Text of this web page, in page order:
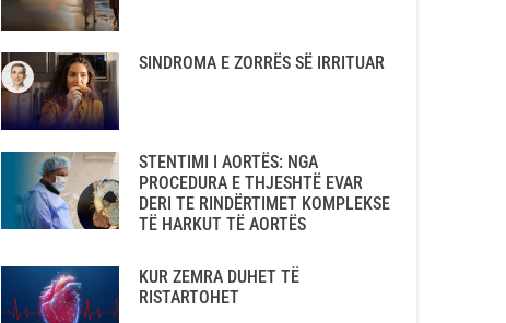
SINDROMA E ZORRËS SË IRRITUAR
STENTIMI I AORTËS: NGA
PROCEDURA E THJESHTË EVAR
DERI TE RINDËRTIMET KOMPLEKSE
TË HARKUT TË AORTËS
KUR ZEMRA DUHET TË
RISTARTOHET